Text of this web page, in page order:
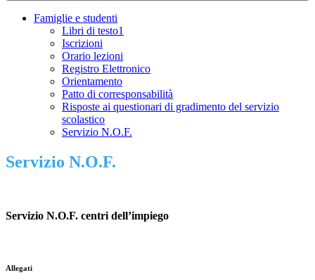
Famiglie e studenti
Libri di testo1
Iscrizioni
Orario lezioni
Registro Elettronico
Orientamento
Patto di corresponsabilità
Risposte ai questionari di gradimento del servizio
scolastico
Servizio N.O.F.
Servizio N.O.F.
Servizio N.O.F. centri dell’impiego
Allegati